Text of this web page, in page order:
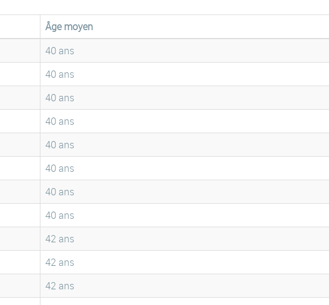
Âge moyen
40 ans
40 ans
40 ans
40 ans
40 ans
40 ans
40 ans
40 ans
42 ans
42 ans
42 ans